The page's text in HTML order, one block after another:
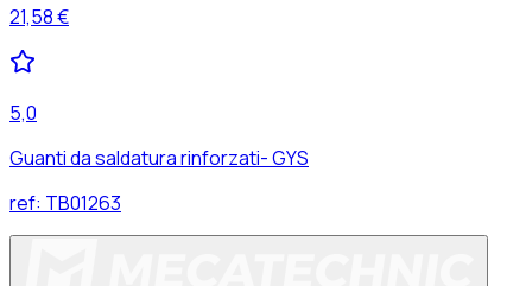
21,58 €
5,0
Guanti da saldatura rinforzati- GYS
ref: TB01263